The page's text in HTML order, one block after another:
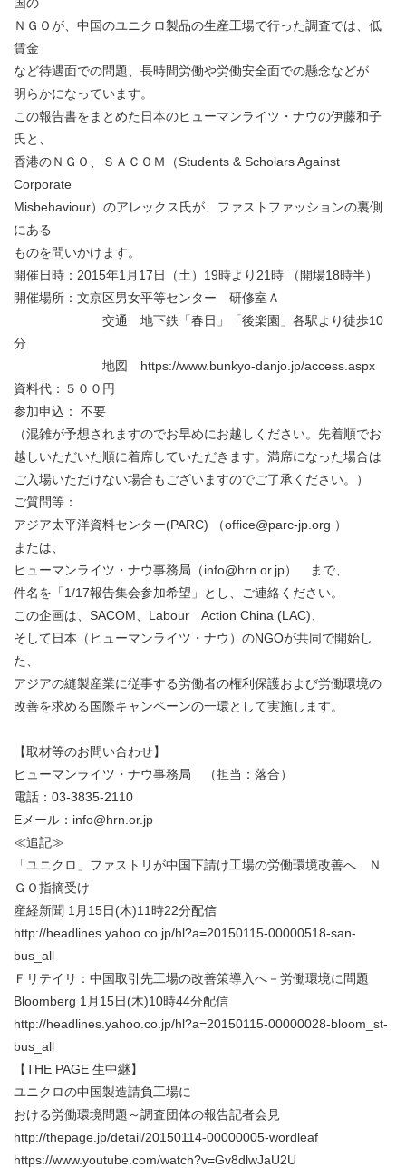
ＮＧＯが、中国のユニクロ製品の生産工場で行った調査では、低
賃金
など待遇面での問題、長時間労働や労働安全面での懸念などが
明らかになっています。
この報告書をまとめた日本のヒューマンライツ・ナウの伊藤和子
氏と、
香港のＮＧＯ、ＳＡＣＯＭ（Students & Scholars Against
Corporate
Misbehaviour）のアレックス氏が、ファストファッションの裏側
にある
ものを問いかけます。
開催日時：2015年1月17日（土）19時より21時 （開場18時半）
開催場所：文京区男女平等センター 研修室Ａ
交通 地下鉄「春日」「後楽園」各駅より徒歩10
分
地図 https://www.bunkyo-danjo.jp/access.aspx
資料代：５００円
参加申込： 不要
（混雑が予想されますのでお早めにお越しください。先着順でお
越しいただいた順に着席していただきます。満席になった場合は
ご入場いただけない場合もございますのでご了承ください。）
ご質問等：
アジア太平洋資料センター(PARC) （office@parc-jp.org ）
または、
ヒューマンライツ・ナウ事務局（info@hrn.or.jp） まで、
件名を「1/17報告集会参加希望」とし、ご連絡ください。
この企画は、SACOM、Labour Action China (LAC)、
そして日本（ヒューマンライツ・ナウ）のNGOが共同で開始し
た、
アジアの縫製産業に従事する労働者の権利保護および労働環境の
改善を求める国際キャンペーンの一環として実施します。
【取材等のお問い合わせ】
ヒューマンライツ・ナウ事務局 （担当：落合）
電話：03-3835-2110
Eメール：info@hrn.or.jp
≪追記≫
「ユニクロ」ファストリが中国下請け工場の労働環境改善へ Ｎ
ＧＯ指摘受け
産経新聞 1月15日(木)11時22分配信
http://headlines.yahoo.co.jp/hl?a=20150115-00000518-san-
bus_all
Ｆリテイリ：中国取引先工場の改善策導入へ－労働環境に問題
Bloomberg 1月15日(木)10時44分配信
http://headlines.yahoo.co.jp/hl?a=20150115-00000028-bloom_st-
bus_all
【THE PAGE 生中継】
ユニクロの中国製造請負工場に
おける労働環境問題～調査団体の報告記者会見
http://thepage.jp/detail/20150114-00000005-wordleaf
https://www.youtube.com/watch?v=Gv8dlwJaU2U